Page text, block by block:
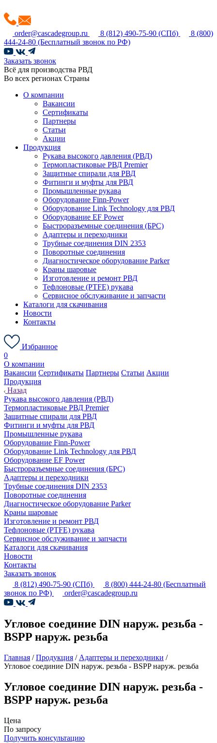
order@cascadegroup.ru 8 (812) 490-75-90 (СПб)
8 (800)
444-24-80 (Бесплатный звонок по РФ)
Заказать звонок
Всё для производства РВД
Во всех регионах Страны
О компании
Вакансии
Сертификаты
Партнеры
Статьи
Акции
Продукция
Рукава высокого давления (РВД)
Термопластиковые РВД Premier
Защитные спирали для РВД
Фитинги и муфты для РВД
Промышленные рукава
Оборудование Finn-Power
Оборудование Link Technology для РВД
Оборудование EF Power
Быстроразъемные соединения (БРС)
Адаптеры и переходники
Трубные соединения DIN 2353
Поворотные соединения
Диагностическое оборудование Parker
Краны шаровые
Изготовление и ремонт РВД
Тефлоновые (PTFE) рукава
Сервисное обслуживание и запчасти
Каталоги для скачивания
Новости
Контакты
Избранное
0
О компании
Вакансии Сертификаты Партнеры Статьи Акции
Продукция
Назад
Рукава высокого давления (РВД)
Термопластиковые РВД Premier
Защитные спирали для РВД
Фитинги и муфты для РВД
Промышленные рукава
Оборудование Finn-Power
Оборудование Link Technology для РВД
Оборудование EF Power
Быстроразъемные соединения (БРС)
Адаптеры и переходники
Трубные соединения DIN 2353
Поворотные соединения
Диагностическое оборудование Parker
Краны шаровые
Изготовление и ремонт РВД
Тефлоновые (PTFE) рукава
Сервисное обслуживание и запчасти
Каталоги для скачивания
Новости
Контакты
Заказать звонок
8 (812) 490-75-90 (СПб) 8 (800) 444-24-80 (Бесплатный
звонок по РФ)
order@cascadegroup.ru
Угловое соединие DIN наруж. резьба -
BSPP наруж. резьба
Главная /Продукция / Адаптеры и переходники /
Угловое соединие DIN наруж. резьба - BSPP наруж. резьба
Угловое соединие DIN наруж. резьба -
BSPP наруж. резьба
Цена
По запросу
Получить консультацию